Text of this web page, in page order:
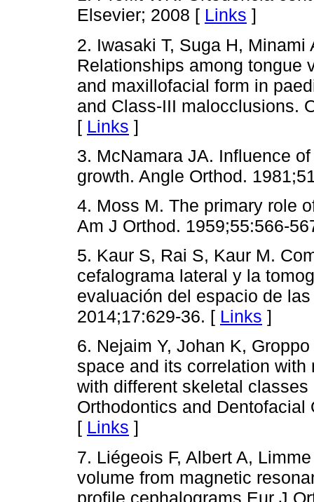
Elsevier; 2008 [ Links ]
2. Iwasaki T, Suga H, Minami
Relationships among tongue
and maxillofacial form in
and Class-III malocclusions.
[ Links ]
3. McNamara JA. Influence
growth. Angle Orthod.
4. Moss M. The primary role
Am J Orthod. 1959;55:566-
5. Kaur S, Rai S, Kaur M.
cefalograma lateral y la
evaluación del espacio de
2014;17:629-36. [ Links ]
6. Nejaim Y, Johan K,
space and its correlation
with different skeletal
Orthodontics and
[ Links ]
7. Liégeois F, Albert A,
volume from magnetic
profile cephalograms.Eur J